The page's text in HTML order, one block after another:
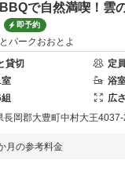
で自然満喫！雲
即予約
パークおおとよ
貸切
定員
室 浴
組 広さ
長岡郡大豊町中村大王4037-
月の参考料金